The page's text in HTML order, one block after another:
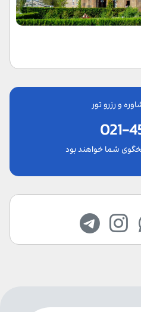
و رزرو تور
021-
شما خواهند بود